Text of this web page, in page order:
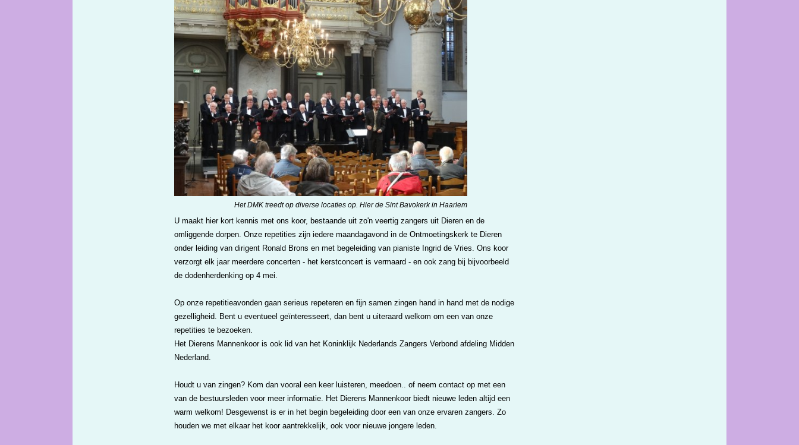
Het DMK treedt op diverse locaties op. Hier de Sint Bavokerk in Haarlem
U maakt hier kort kennis met ons koor, bestaande uit zo'n veertig zangers uit Dieren en de
omliggende dorpen. Onze repetities zijn iedere maandagavond in de Ontmoetingskerk te Dieren
onder leiding van dirigent Ronald Brons en met begeleiding van pianiste Ingrid de Vries. Ons koor
verzorgt elk jaar meerdere concerten - het kerstconcert is vermaard - en ook zang bij bijvoorbeeld
de dodenherdenking op 4 mei.
Op onze repetitieavonden gaan serieus repeteren en fijn samen zingen hand in hand met de nodige
gezelligheid. Bent u eventueel geïnteresseert, dan bent u uiteraard welkom om een van onze
repetities te bezoeken.
Het Dierens Mannenkoor is ook lid van het Koninklijk Nederlands Zangers Verbond afdeling Midden
Nederland.
Houdt u van zingen? Kom dan vooral een keer luisteren, meedoen.. of neem contact op met een
van de bestuursleden voor meer informatie. Het Dierens Mannenkoor biedt nieuwe leden altijd een
warm welkom! Desgewenst is er in het begin begeleiding door een van onze ervaren zangers. Zo
houden we met elkaar het koor aantrekkelijk, ook voor nieuwe jongere leden.